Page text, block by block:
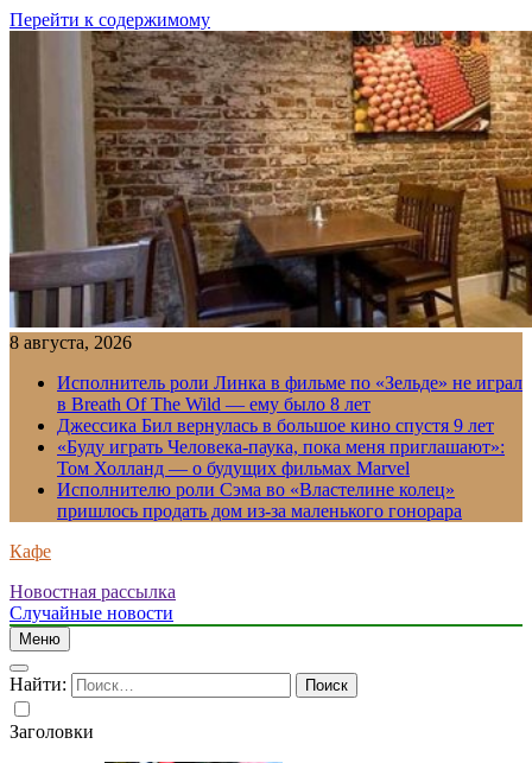
Перейти к содержимому
8 августа, 2026
Исполнитель роли Линка в фильме по «Зельде» не играл
в Breath Of The Wild — ему было 8 лет
Джессика Бил вернулась в большое кино спустя 9 лет
«Буду играть Человека-паука, пока меня приглашают»:
Том Холланд — о будущих фильмах Marvel
Исполнителю роли Сэма во «Властелине колец»
пришлось продать дом из-за маленького гонорара
Кафе
Новостная рассылка
Случайные новости
Меню
Найти:
Заголовки